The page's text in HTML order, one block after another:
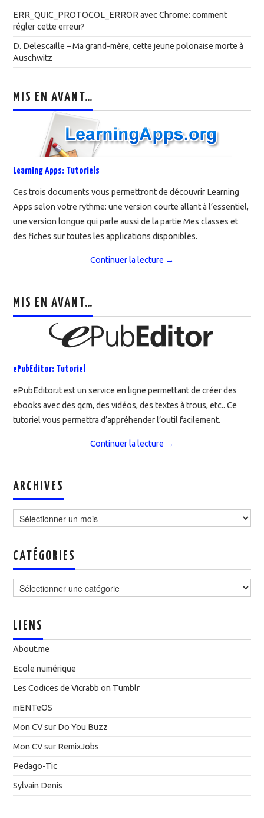
ERR_QUIC_PROTOCOL_ERROR avec Chrome: comment
régler cette erreur?
D. Delescaille – Ma grand-mère, cette jeune polonaise morte à
Auschwitz
MIS EN AVANT…
Learning Apps: Tutoriels
Ces trois documents vous permettront de découvrir Learning
Apps selon votre rythme: une version courte allant à l’essentiel,
une version longue qui parle aussi de la partie Mes classes et
des fiches sur toutes les applications disponibles.
Continuer la lecture →
MIS EN AVANT…
ePubEditor: Tutoriel
ePubEditor.it est un service en ligne permettant de créer des
ebooks avec des qcm, des vidéos, des textes à trous, etc.. Ce
tutoriel vous permettra d’appréhender l’outil facilement.
Continuer la lecture →
ARCHIVES
CATÉGORIES
LIENS
About.me
Ecole numérique
Les Codices de Vicrabb on Tumblr
mENTeOS
Mon CV sur Do You Buzz
Mon CV sur RemixJobs
Pedago-Tic
Sylvain Denis